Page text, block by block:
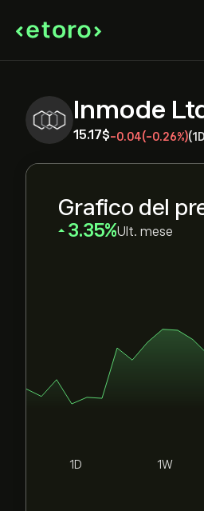
Inmode
15.17‎$‎-0.04(-0.26%)
Grafico del
‎3.35‎ Ult. mese
1D 1W